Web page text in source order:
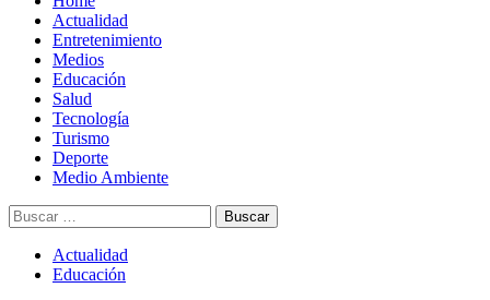
Actualidad
Entretenimiento
Medios
Educación
Salud
Tecnología
Turismo
Deporte
Medio Ambiente
Buscar:
Actualidad
Educación